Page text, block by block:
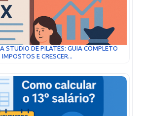
STUDIO DE PILATES: GUIA COMPLETO
E CRESCER...